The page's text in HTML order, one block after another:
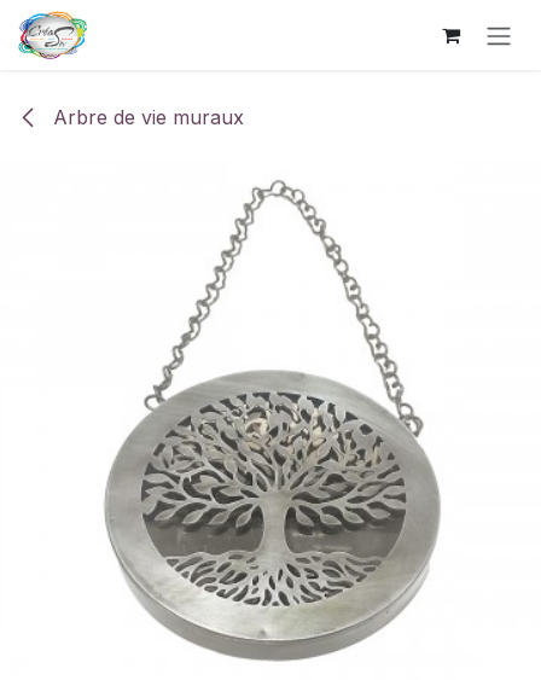
Se rendre au contenu
Arbre de vie muraux